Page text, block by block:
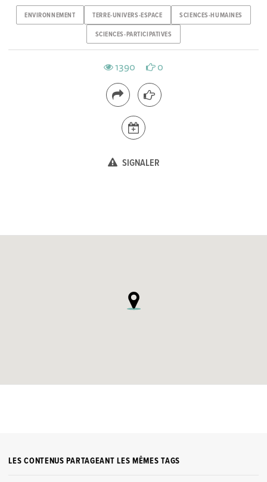
ENVIRONNEMENT TERRE-UNIVERS-ESPACE SCIENCES-HUMAINES
SCIENCES-PARTICIPATIVES
1390 0
SIGNALER
LES CONTENUS PARTAGEANT LES MÊMES TAGS